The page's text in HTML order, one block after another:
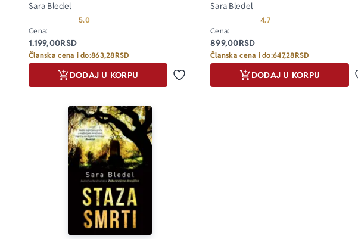
Sara Bledel
5.0Prosecna ocena je 5.0 od 5
Cena:
1.199,00RSD
Članska cena i do:863,28RSD
Dodaj u omiljene
DODAJ U KORPU
Sara Bledel
4.7Prosecna ocena je 4.7 od 5
Cena:
899,00RSD
Članska cena i do:647,28RSD
DODAJ U KORPU